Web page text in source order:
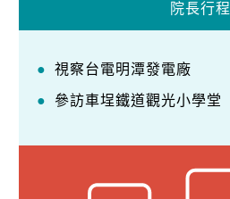
院長行程
視察台電明潭發電廠
參訪車埕鐵道觀光小學堂